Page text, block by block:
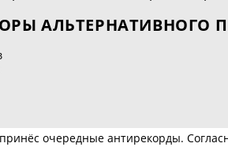
АЛЬТЕРНАТИВНОГО
очередные антирекорды.